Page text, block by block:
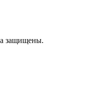
защищены.